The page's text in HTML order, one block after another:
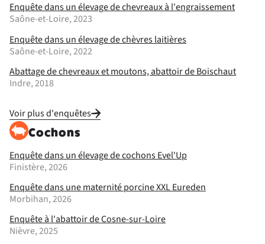
Enquête dans un élevage de chevreaux à l'engraissement
Saône-et-Loire, 2023
Enquête dans un élevage de chèvres laitières
Saône-et-Loire, 2022
Abattage de chevreaux et moutons, abattoir de Boischaut
Indre, 2018
Voir plus d'enquêtes
Cochons
Enquête dans un élevage de cochons Evel'Up
Finistère, 2026
Enquête dans une maternité porcine XXL Eureden
Morbihan, 2026
Enquête à l'abattoir de Cosne-sur-Loire
Nièvre, 2025